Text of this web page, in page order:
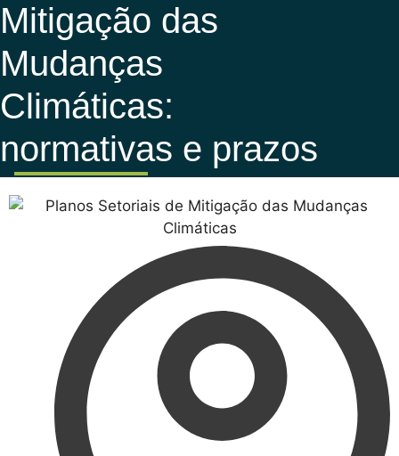
Mitigação das
Mudanças
Climáticas:
normativas e prazos